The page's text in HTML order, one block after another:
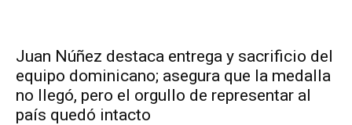
Juan Núñez destaca entrega y sacrificio del
equipo dominicano; asegura que la medalla
no llegó, pero el orgullo de representar al
país quedó intacto